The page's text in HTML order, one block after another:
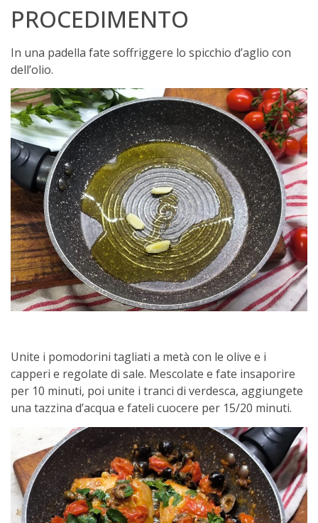
PROCEDIMENTO
In una padella fate soffriggere lo spicchio d’aglio con
dell’olio.
Unite i pomodorini tagliati a metà con le olive e i
capperi e regolate di sale. Mescolate e fate insaporire
per 10 minuti, poi unite i tranci di verdesca, aggiungete
una tazzina d’acqua e fateli cuocere per 15/20 minuti.